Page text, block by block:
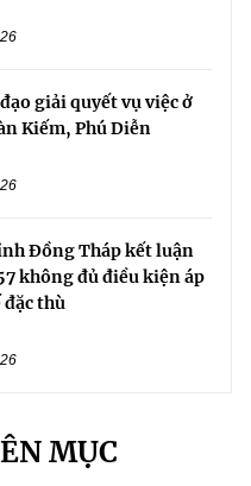
giải quyết vụ việc ở
Kiếm, Phú Diễn
Đồng Tháp kết luận
không đủ điều kiện áp
đặc thù
MỤC